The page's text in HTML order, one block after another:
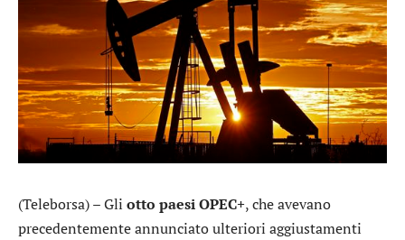
(Teleborsa) – Gli otto paesi OPEC+, che avevano
precedentemente annunciato ulteriori aggiustamenti